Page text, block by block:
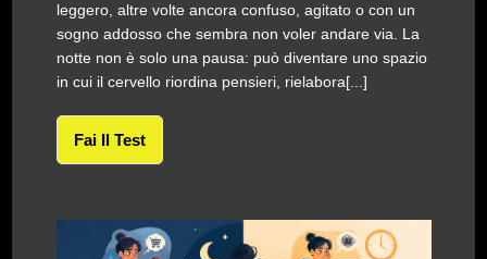
leggero, altre volte ancora confuso, agitato o con un
sogno addosso che sembra non voler andare via. La
notte non è solo una pausa: può diventare uno spazio
in cui il cervello riordina pensieri, rielabora[...]
Fai Il Test